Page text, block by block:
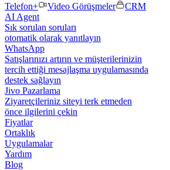
Telefon+
Video Görüşmeler
CRM
AI Agent
Sık sorulan soruları
otomatik olarak yanıtlayın
WhatsApp
Satışlarınızı artırın ve müşterilerinizin
tercih ettiği mesajlaşma uygulamasında
destek sağlayın
Jivo Pazarlama
Ziyaretçileriniz siteyi terk etmeden
önce ilgilerini çekin
Fiyatlar
Ortaklık
Uygulamalar
Yardım
Blog